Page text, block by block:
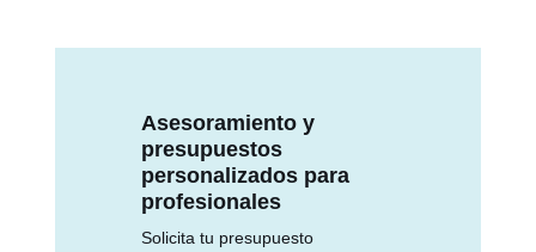
Asesoramiento y
presupuestos
personalizados para
profesionales
Solicita tu presupuesto